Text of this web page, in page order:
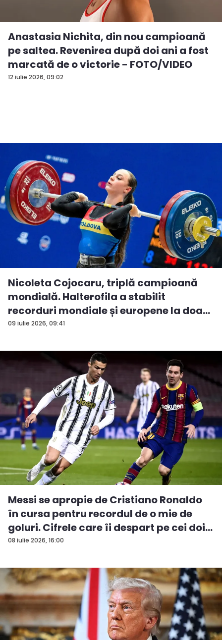
12 iulie 2026, 09:02
Anastasia Nichita, din nou campioană
pe saltea. Revenirea după doi ani a fost
marcată de o victorie - FOTO/VIDEO
09 iulie 2026, 09:41
Nicoleta Cojocaru, triplă campioană
mondială. Halterofila a stabilit
recorduri mondiale și europene la doa...
08 iulie 2026, 16:00
Messi se apropie de Cristiano Ronaldo
în cursa pentru recordul de o mie de
goluri. Cifrele care îi despart pe cei doi...